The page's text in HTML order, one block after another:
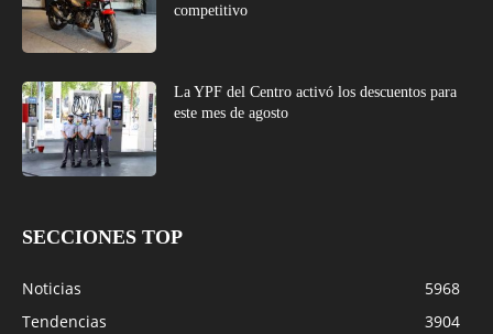
competitivo
La YPF del Centro activó los descuentos para
este mes de agosto
SECCIONES TOP
Noticias
5968
Tendencias
3904